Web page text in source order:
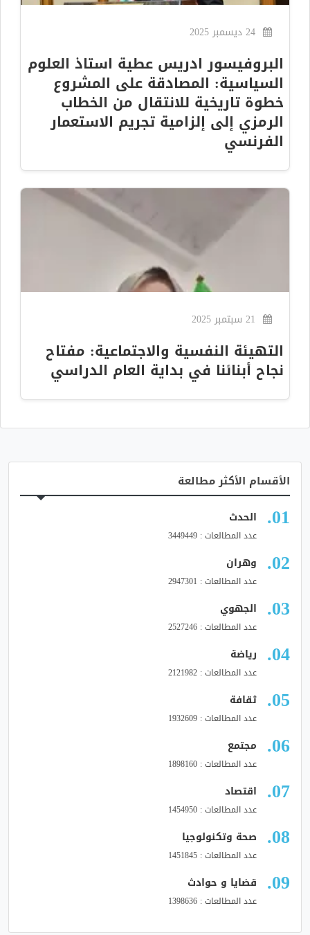
البروفيسور ادريس عطية استاذ العلوم
السياسية: المصادقة على المشروع
خطوة تاريخية للانتقال من الخطاب
الرمزي إلى إلزامية تجريم الاستعمار
الفرنسي
التهيئة النفسية والاجتماعية: مفتاح
نجاح أبنائنا في بداية العام الدراسي
الأقسام الأكثر مطالعة
الحدث
عدد المطالعات : 3449449
وهران
عدد المطالعات : 2947301
الجهوي
عدد المطالعات : 2527246
رياضة
عدد المطالعات : 2121982
ثقافة
عدد المطالعات : 1932609
مجتمع
عدد المطالعات : 1898160
اقتصاد
عدد المطالعات : 1454950
صحة وتكنولوجيا
عدد المطالعات : 1451845
قضايا و حوادث
عدد المطالعات : 1398636